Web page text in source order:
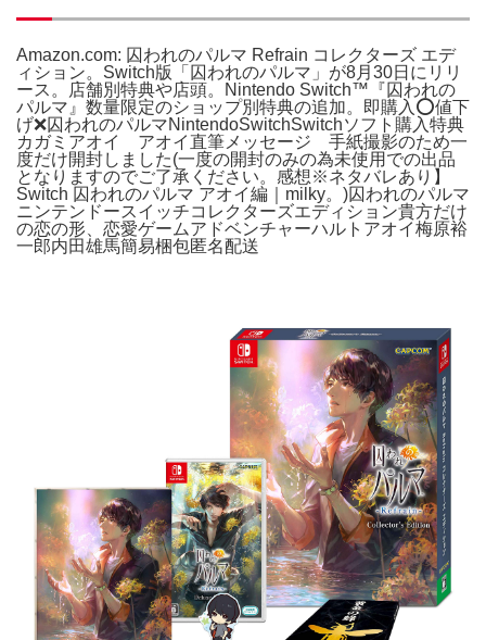
Amazon.com: 囚われのパルマ Refrain コレクターズ エデ
ィション。Switch版「囚われのパルマ」が8月30日にリリ
ース。店舗別特典や店頭。Nintendo Switch™『囚われの
パルマ』数量限定のショップ別特典の追加。即購入⭕️値下
げ❌️囚われのパルマNintendoSwitchSwitchソフト購入特典
カガミアオイ アオイ直筆メッセージ 手紙撮影のため一
度だけ開封しました(一度の開封のみの為未使用での出品
となりますのでご了承ください。感想※ネタバレあり】
Switch 囚われのパルマ アオイ編｜milky。)囚われのパルマ
ニンテンドースイッチコレクターズエディション貴方だけ
の恋の形、恋愛ゲームアドベンチャーハルトアオイ梅原裕
一郎内田雄馬簡易梱包匿名配送